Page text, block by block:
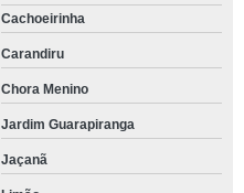
Cachoeirinha
Carandiru
Chora Menino
Jardim Guarapiranga
Jaçanã